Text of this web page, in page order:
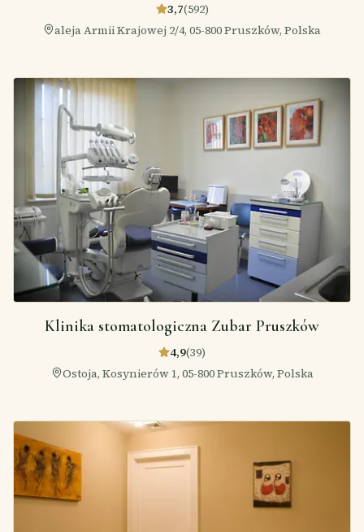
3,7(592)
aleja Armii Krajowej 2/4, 05-800 Pruszków, Polska
Klinika stomatologiczna Zubar Pruszków
4,9(39)
Ostoja, Kosynierów 1, 05-800 Pruszków, Polska